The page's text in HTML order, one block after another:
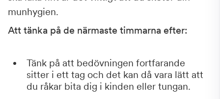
munhygien.
Att tänka på de närmaste timmarna efter:
Tänk på att bedövningen fortfarande
sitter i ett tag och det kan då vara lätt att
du råkar bita dig i kinden eller tungan.